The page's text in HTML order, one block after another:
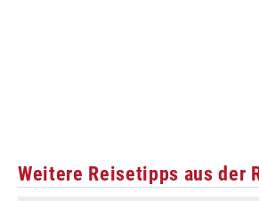
Weitere Reisetipps aus der